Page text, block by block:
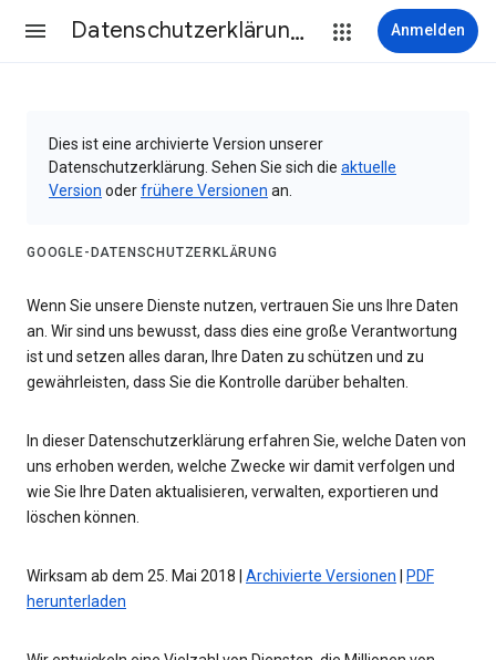
Datenschutzerklärung & Nutzungsbedingungen Anmelden
Dies ist eine archivierte Version unserer
Datenschutzerklärung. Sehen Sie sich die aktuelle
Version oderfrühere Versionen an.
GOOGLE-DATENSCHUTZERKLÄRUNG
Wenn Sie unsere Dienste nutzen, vertrauen Sie uns Ihre Daten
an. Wir sind uns bewusst, dass dies eine große Verantwortung
ist und setzen alles daran, Ihre Daten zu schützen und zu
gewährleisten, dass Sie die Kontrolle darüber behalten.
In dieser Datenschutzerklärung erfahren Sie, welche Daten von
uns erhoben werden, welche Zwecke wir damit verfolgen und
wie Sie Ihre Daten aktualisieren, verwalten, exportieren und
löschen können.
Wirksam ab dem 25. Mai 2018 | Archivierte Versionen
PDF
herunterladen